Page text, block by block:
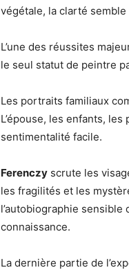
végétale, la clarté
L’une des réussites
le seul statut de peintre
Les portraits familiaux
L’épouse, les enfants,
sentimentalité facile.
Ferenczy scrute les
les fragilités et les
l’autobiographie
connaissance.
La dernière partie de